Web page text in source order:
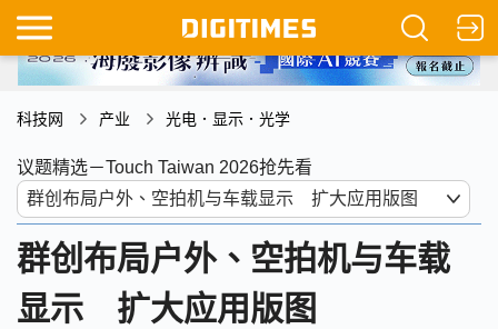
科技网 产业 光电．显示．光学
议题精选－Touch Taiwan 2026抢先看
群创布局户外、空拍机与车载
显示 扩大应用版图